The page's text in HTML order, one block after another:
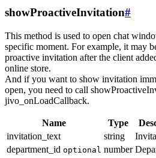
showProactiveInvitation#
This method is used to open chat
specific moment. For example, it may
proactive invitation after the client
online store.
And if you want to show invitation
open, you need to call
jivo_onLoadCallback.
Name Type
invitation_text
string
department_id optional number